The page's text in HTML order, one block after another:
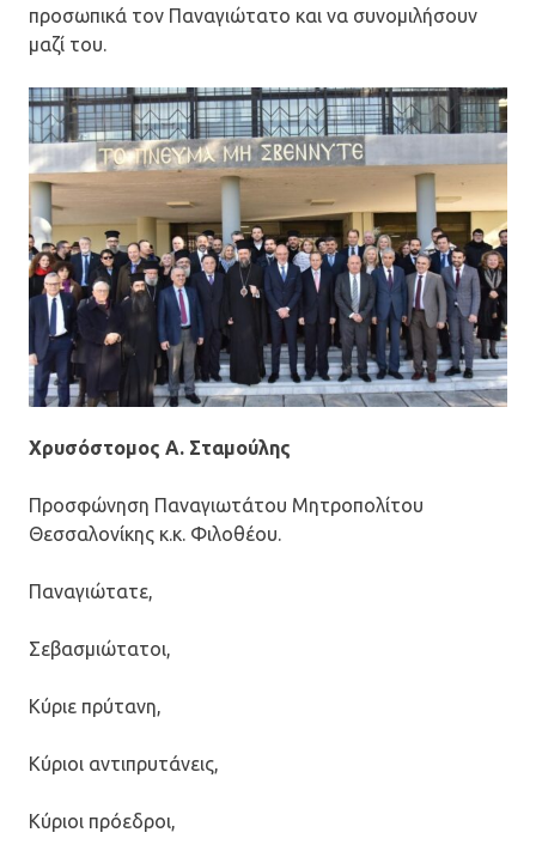
προσωπικά τον Παναγιώτατο και να συνομιλήσουν
μαζί του.
Χρυσόστομος Α. Σταμούλης
Προσφώνηση Παναγιωτάτου Μητροπολίτου
Θεσσαλονίκης κ.κ. Φιλοθέου.
Παναγιώτατε,
Σεβασμιώτατοι,
Κύριε πρύτανη,
Κύριοι αντιπρυτάνεις,
Κύριοι πρόεδροι,